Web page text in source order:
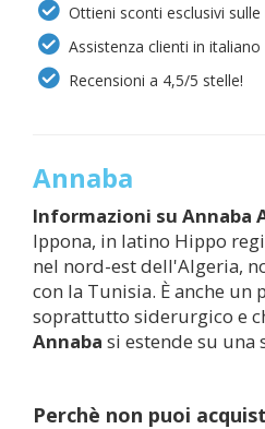
Ottieni sconti esclusivi
Assistenza clienti in
Recensioni a 4,5/5 stelle!
Annaba
Informazioni su Annaba
Ippona, in latino Hippo
nel nord-est dell'Algeria,
con la Tunisia. È anche un
soprattutto siderurgico e
Annaba si estende su una
Perchè non puoi